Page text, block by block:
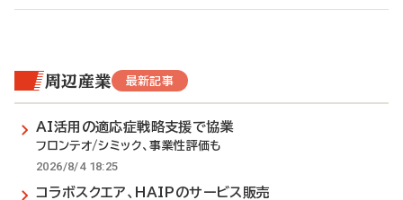
周辺産業 最新記事
AI活用の適応症戦略支援で協業
フロンテオ/シミック、事業性評価も
2026/8/4 18:25
コラボスクエア、HAIPのサービス販売